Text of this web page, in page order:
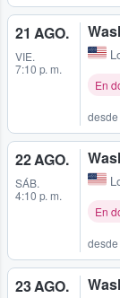
21 AGO.
VIE.
7:10 p. m.
En
desde
22 AGO.
SÁB.
4:10 p. m.
En
desde
23 AGO.